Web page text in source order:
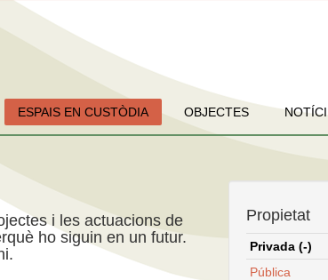
ESPAIS EN CUSTÒDIA OBJECTES
i les actuacions de
ho siguin en un futur.
Propietat
Privada (-)
Pública